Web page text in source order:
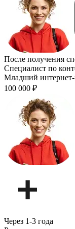
После получения
Специалист по
Младший интернет-
100 000 ₽
Через 1-3 года